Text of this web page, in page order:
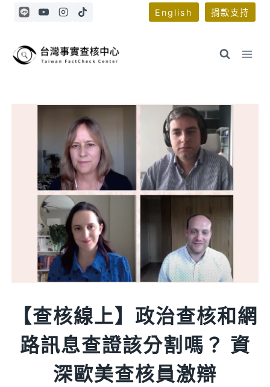
Skip
English 捐款支持
【查核線上】政治查核和網
路訊息查證該分割嗎？ 資
深歐美查核員激辯